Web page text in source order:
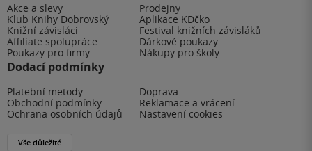
Akce a slevy
Prodejny
Klub Knihy Dobrovský
Aplikace KDčko
Knižní závisláci
Festival knižních závisláků
Affiliate spolupráce
Dárkové poukazy
Poukazy pro firmy
Nákupy pro školy
Dodací podmínky
Platební metody
Doprava
Obchodní podmínky
Reklamace a vrácení
Ochrana osobních údajů
Nastavení cookies
Vše důležité